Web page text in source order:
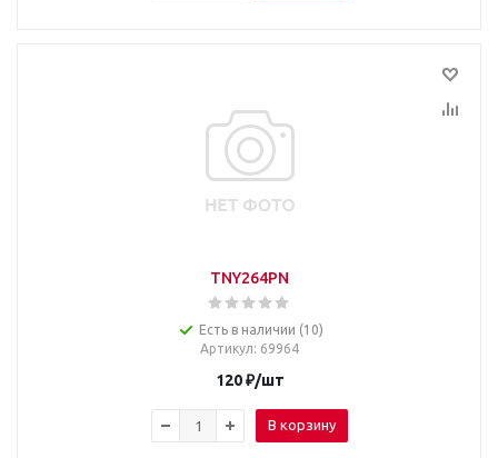
TNY264PN
Есть в наличии (10)
Артикул: 69964
120₽/шт
В корзину